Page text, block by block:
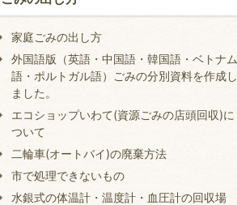
家庭ごみの出し方
外国語版（英語・中国語・韓国語・ベトナム
語・ポルトガル語）ごみの分別資料を作成し
ました。
エコショップいわて(資源ごみの店頭回収)に
ついて
二輪車(オートバイ)の廃棄方法
市で処理できないもの
水銀式の体温計・温度計・血圧計の回収場